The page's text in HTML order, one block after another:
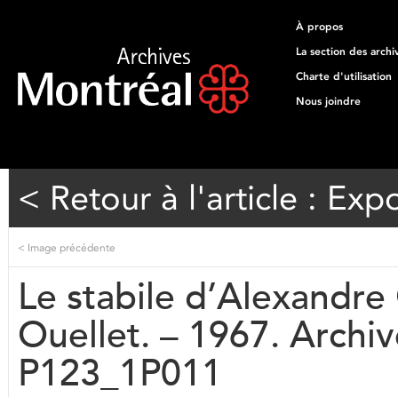
À propos
La section des
Charte d'utilisation
Nous joindre
< Retour à l'article :
< Image précédente
Le stabile
Ouellet. – 1967.
P123_1P011